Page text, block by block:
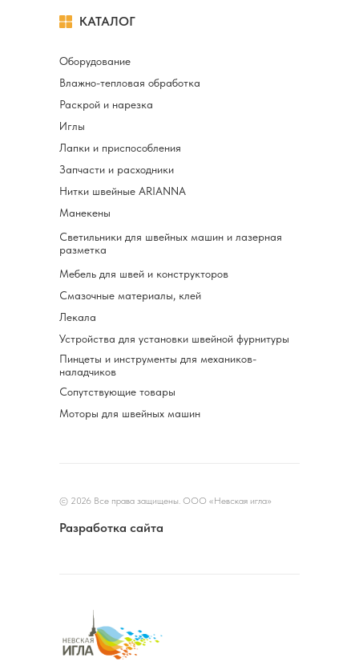
КАТАЛОГ
Оборудование
Лапки и приспособления
Светильники для швейных машин и лазерная
разметка
Раскрой и нарезка
Нитки швейные ARIANNA
Смазочные материалы, клей
Влажно-тепловая обработка
Запчасти и расходники
Мебель для швей и конструкторов
Иглы
Манекены
Лекала
Устройства для установки швейной фурнитуры
Пинцеты и инструменты для механиков-
наладчиков
Сопутствующие товары
Моторы для швейных машин
© 2026 Все права защищены. ООО «Невская игла»
Разработка сайта